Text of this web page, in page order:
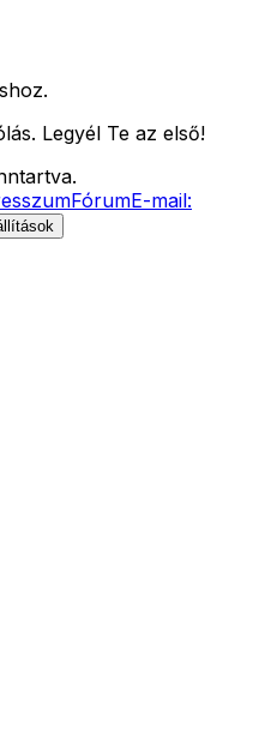
Legyél Te az első!
FórumE-mail: